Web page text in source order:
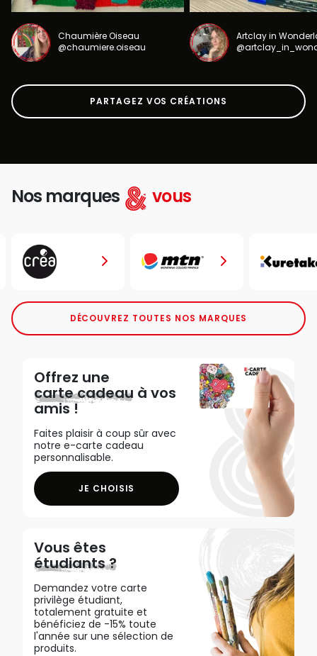
Chaumière Oiseau
@chaumiere.oiseau
Artclay in
PARTAGEZ VOS CRÉATIONS
Nos marques vous
DÉCOUVREZ TOUTES NOS MARQUES
Offrez une
carte cadeau à vos
amis !
Faites plaisir à coup sûr avec
notre e-carte cadeau
personnalisable.
JE CHOISIS
Vous êtes
étudiants ?
Demandez votre carte
privilège étudiant,
totalement gratuite et
bénéficiez de -15% toute
l'année sur une sélection de
produits.